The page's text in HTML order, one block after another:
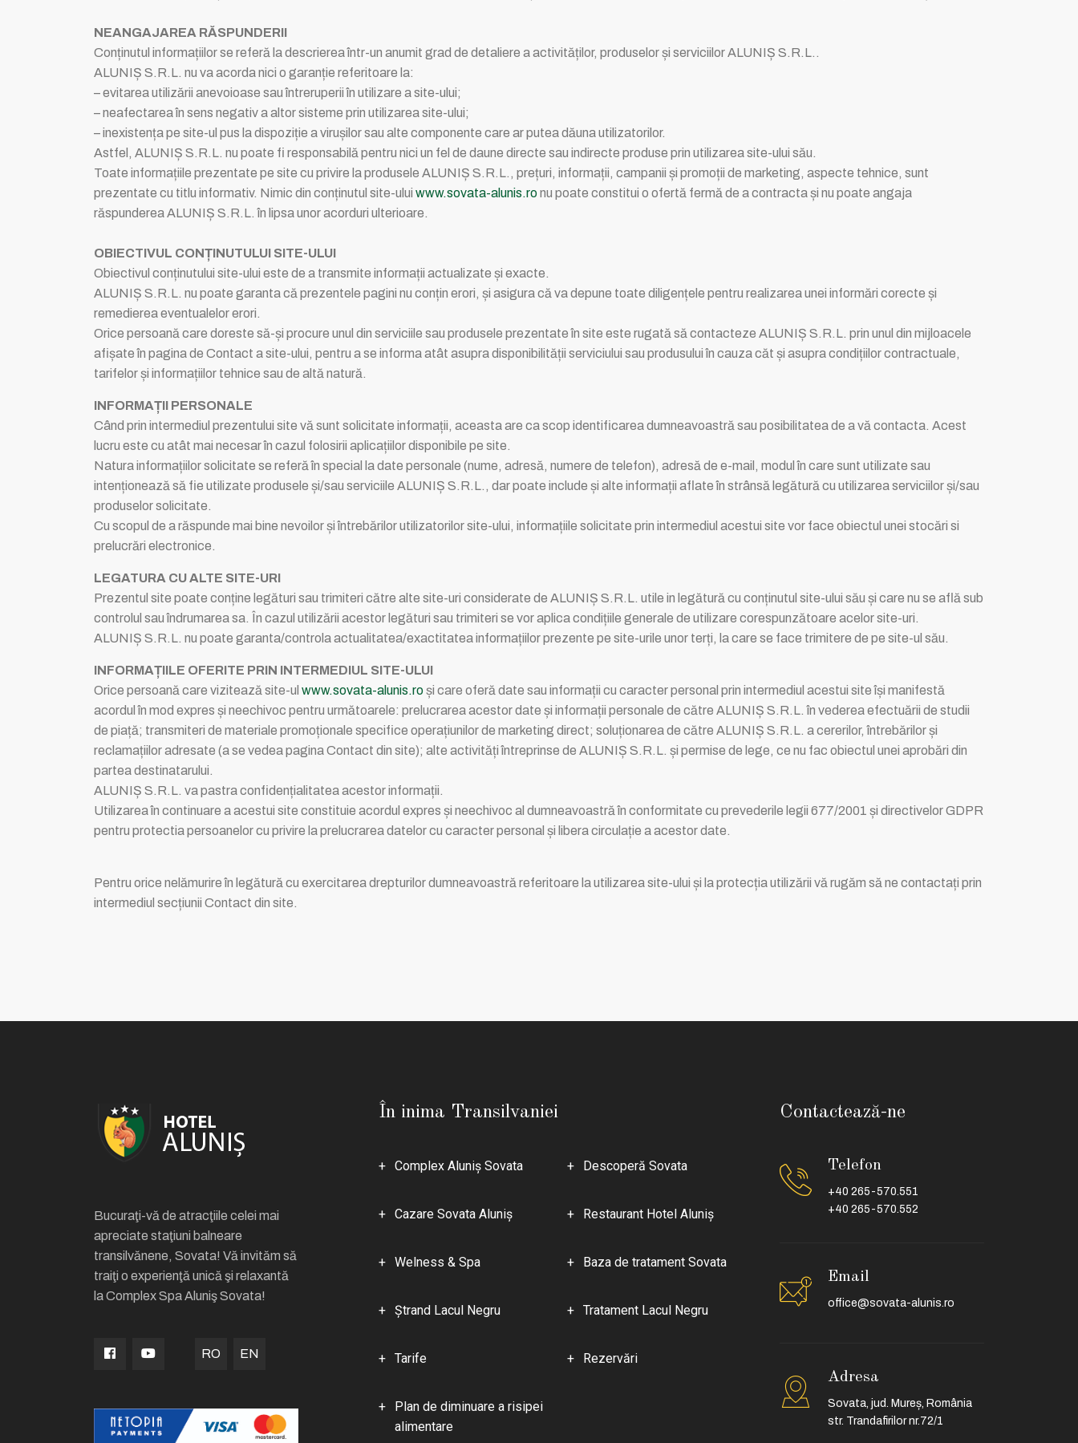
NEANGAJAREA RĂSPUNDERII
Conținutul informațiilor se referă la descrierea într-un anumit grad de detaliere a activităților, produselor și serviciilor ALUNIȘ S.R.L..
ALUNIȘ S.R.L. nu va acorda nici o garanție referitoare la:
– evitarea utilizării anevoioase sau întreruperii în utilizare a site-ului;
– neafectarea în sens negativ a altor sisteme prin utilizarea site-ului;
– inexistența pe site-ul pus la dispoziție a virușilor sau alte componente care ar putea dăuna utilizatorilor.
Astfel, ALUNIȘ S.R.L. nu poate fi responsabilă pentru nici un fel de daune directe sau indirecte produse prin utilizarea site-ului său.
Toate informațiile prezentate pe site cu privire la produsele ALUNIȘ S.R.L., prețuri, informații, campanii și promoții de marketing, aspecte tehnice, sunt
prezentate cu titlu informativ. Nimic din conținutul site-ului www.sovata-alunis.ronu poate constitui o ofertă fermă de a contracta și nu poate angaja
răspunderea ALUNIȘ S.R.L. în lipsa unor acorduri ulterioare.
OBIECTIVUL CONȚINUTULUI SITE-ULUI
Obiectivul conținutului site-ului este de a transmite informații actualizate și exacte.
ALUNIȘ S.R.L. nu poate garanta că prezentele pagini nu conțin erori, și asigura că va depune toate diligențele pentru realizarea unei informări corecte și
remedierea eventualelor erori.
Orice persoană care doreste să-și procure unul din serviciile sau produsele prezentate în site este rugată să contacteze ALUNIȘ S.R.L. prin unul din mijloacele
afișate în pagina de Contact a site-ului, pentru a se informa atât asupra disponibilității serviciului sau produsului în cauza căt și asupra condițiilor contractuale,
tarifelor și informațiilor tehnice sau de altă natură.
INFORMAȚII PERSONALE
Când prin intermediul prezentului site vă sunt solicitate informații, aceasta are ca scop identificarea dumneavoastră sau posibilitatea de a vă contacta. Acest
lucru este cu atât mai necesar în cazul folosirii aplicațiilor disponibile pe site.
Natura informațiilor solicitate se referă în special la date personale (nume, adresă, numere de telefon), adresă de e-mail, modul în care sunt utilizate sau
intenționează să fie utilizate produsele și/sau serviciile ALUNIȘ S.R.L., dar poate include și alte informații aflate în strânsă legătură cu utilizarea serviciilor și/sau
produselor solicitate.
Cu scopul de a răspunde mai bine nevoilor și întrebărilor utilizatorilor site-ului, informațiile solicitate prin intermediul acestui site vor face obiectul unei stocări si
prelucrări electronice.
LEGATURA CU ALTE SITE-URI
Prezentul site poate conține legături sau trimiteri către alte site-uri considerate de ALUNIȘ S.R.L. utile in legătură cu conținutul site-ului său și care nu se află sub
controlul sau îndrumarea sa. În cazul utilizării acestor legături sau trimiteri se vor aplica condițiile generale de utilizare corespunzătoare acelor site-uri.
ALUNIȘ S.R.L. nu poate garanta/controla actualitatea/exactitatea informațiilor prezente pe site-urile unor terți, la care se face trimitere de pe site-ul său.
INFORMAȚIILE OFERITE PRIN INTERMEDIUL SITE-ULUI
Orice persoană care vizitează site-ul www.sovata-alunis.roși care oferă date sau informații cu caracter personal prin intermediul acestui site își manifestă
acordul în mod expres și neechivoc pentru următoarele: prelucrarea acestor date și informații personale de către ALUNIȘ S.R.L. în vederea efectuării de studii
de piață; transmiteri de materiale promoționale specifice operațiunilor de marketing direct; soluționarea de către ALUNIȘ S.R.L. a cererilor, întrebărilor și
reclamațiilor adresate (a se vedea pagina Contact din site); alte activități întreprinse de ALUNIȘ S.R.L. și permise de lege, ce nu fac obiectul unei aprobări din
partea destinatarului.
ALUNIȘ S.R.L. va pastra confidențialitatea acestor informații.
Utilizarea în continuare a acestui site constituie acordul expres și neechivoc al dumneavoastră în conformitate cu prevederile legii 677/2001 și directivelor GDPR
pentru protectia persoanelor cu privire la prelucrarea datelor cu caracter personal și libera circulație a acestor date.
Pentru orice nelămurire în legătură cu exercitarea drepturilor dumneavoastră referitoare la utilizarea site-ului și la protecția utilizării vă rugăm să ne contactați prin
intermediul secțiunii Contact din site.
Bucuraţi-vă de atracţiile celei mai
apreciate staţiuni balneare
transilvănene, Sovata! Vă invităm să
traiţi o experienţă unică şi relaxantă
la Complex Spa Aluniş Sovata!
RO EN
În inima Transilvaniei
Complex Aluniş Sovata Descoperă Sovata
Cazare Sovata Aluniş Restaurant Hotel Aluniş
Welness & Spa Baza de tratament Sovata
Ştrand Lacul Negru Tratament Lacul Negru
Tarife Rezervări
Plan de diminuare a risipei
alimentare
Contactează-ne
Telefon
+40 265-570.551
+40 265-570.552
Email
office@sovata-alunis.ro
Adresa
Sovata, jud. Mureș, România
str. Trandafirilor nr.72/1